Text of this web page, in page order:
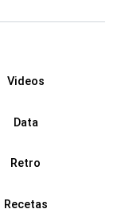
Videos
Data
Retro
Recetas